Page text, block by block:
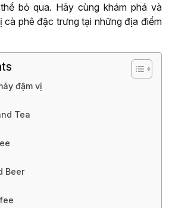
bỏ qua. Hãy cùng khám phá và
cà phê đặc trưng tại những địa điểm
đậm vị
Tea
Beer